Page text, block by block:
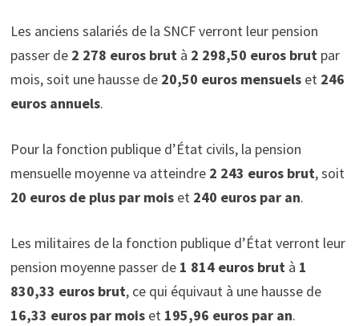
Les anciens salariés de la SNCF verront leur pension
passer de 2 278 euros brutà 2 298,50 euros brutpar
mois, soit une hausse de 20,50 euros mensuelset 246
euros annuels.
Pour la fonction publique d’État civils, la pension
mensuelle moyenne va atteindre 2 243 euros brut, soit
20 euros de plus par moiset 240 euros par an.
Les militaires de la fonction publique d’État verront leur
pension moyenne passer de 1 814 euros brutà 1
830,33 euros brut, ce qui équivaut à une hausse de
16,33 euros par moiset 195,96 euros par an.